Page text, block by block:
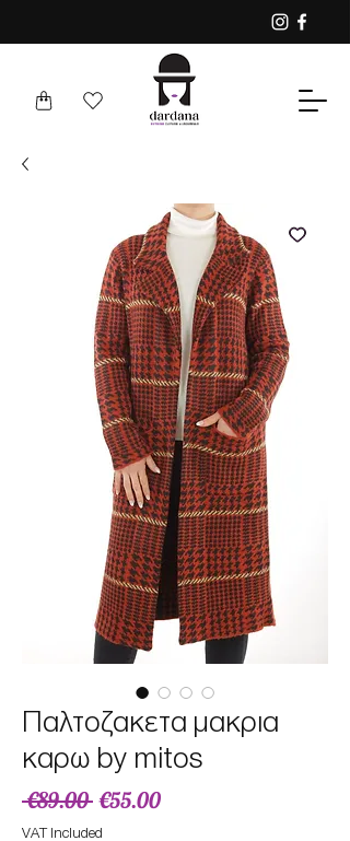
Παλτοζακετα μακρια
καρω by mitos
€89.00 Regular
Price
€55.00Sale
VAT Included